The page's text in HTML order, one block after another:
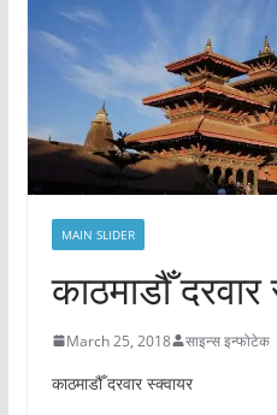
MAIN SLIDER
काठमाडौँ दरवार
March 25, 2018 साइन्स इन्फोटेक
काठमाडौँ दरवार स्क्वायर